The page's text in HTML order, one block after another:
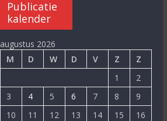
Publicatie
kalender
augustus 2026
M
D W D V Z
Z
1
2
3
4 5 6 7 8
9
10
11 12 13 14 15
16